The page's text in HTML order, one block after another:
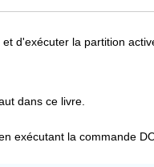
d'exécuter la partition
dans ce livre.
exécutant la commande